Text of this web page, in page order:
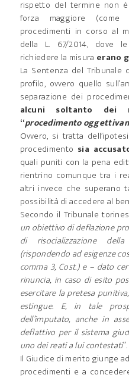
rispetto del termine non
forza maggiore
procedimenti in corso al
della L. 67/2014, dove
richiedere la misura erano
La Sentenza del
profilo, ovvero quello
separazione dei
alcuni soltanto
“procedimento
Ovvero, si tratta
procedimento sia
quali puniti con la pena
rientrino comunque tra i
altri invece che superano
possibilità di accedere al
Secondo il Tribunale
un obiettivo di deflazione
di risocializzazione
(rispondendo ad esigenze
comma 3, Cost.) e – dato
rinuncia, in caso di esito
esercitare la pretesa
estingue. E, in tale
dell’imputato, anche in
deflattivo per il sistema
uno dei reati a lui contestati”.
Il Giudice di merito giunge
procedimenti e a